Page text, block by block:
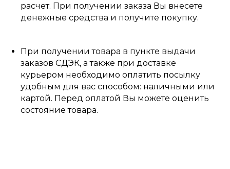
расчет. При получении заказа Вы внесете
денежные средства и получите покупку.
При получении товара в пункте выдачи
заказов СДЭК, а также при доставке
курьером необходимо оплатить посылку
удобным для вас способом: наличными или
картой. Перед оплатой Вы можете оценить
состояние товара.